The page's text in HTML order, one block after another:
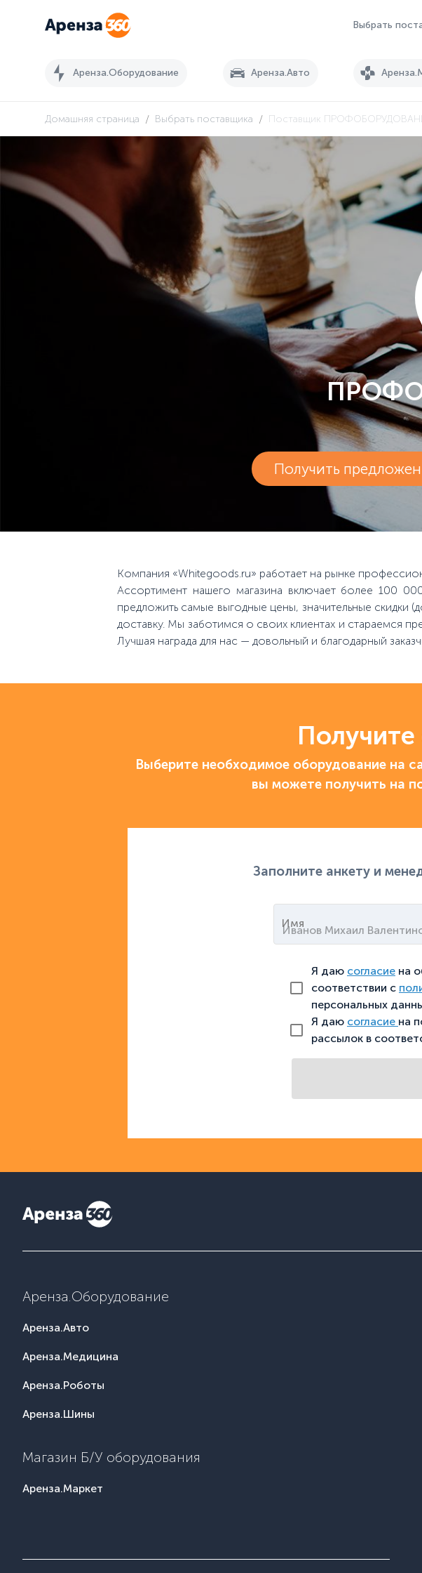
Выбрать
Аренза.Оборудование Аренза.Авто
Домашняя страница / Выбрать поставщика / Поставщик
Получить
Компания «Whitegoods.ru» работает на рынке
Ассортимент нашего магазина включает более 100
предложить самые выгодные цены, значительные
доставку. Мы заботимся о своих клиентах и стараемся
Лучшая награда для нас — довольный и благодарный
Выберите необходимое оборудование на
вы можете получить на
Заполните анкету и
Имя
Я даю согласие на
соответствии с
персональных
Я даю согласие на
рассылок в
Аренза.Оборудование
Аренза.Авто
Аренза.Медицина
Аренза.Роботы
Аренза.Шины
Магазин Б/У оборудования
Аренза.Маркет